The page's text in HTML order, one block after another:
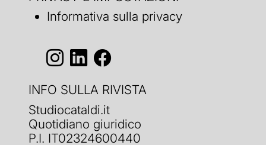
Informativa sulla privacy
INFO SULLA RIVISTA
Studiocataldi.it
Quotidiano giuridico
P.I. IT02324600440